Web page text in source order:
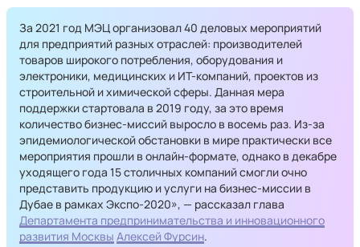
За 2021 год МЭЦ организовал 40 деловых мероприятий
для предприятий разных отраслей: производителей
товаров широкого потребления, оборудования и
электроники, медицинских и ИТ-компаний, проектов из
строительной и химической сферы. Данная мера
поддержки стартовала в 2019 году, за это время
количество бизнес-миссий выросло в восемь раз. Из-за
эпидемиологической обстановки в мире практически все
мероприятия прошли в онлайн-формате, однако в декабре
уходящего года 15 столичных компаний смогли очно
представить продукцию и услуги на бизнес-миссии в
Дубае в рамках Экспо-2020», — рассказал глава
Департамента предпринимательства и инновационного
развития Москвы Алексей Фурсин.